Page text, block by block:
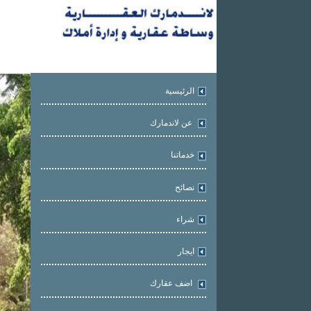
الرئيسية
عن لاندمارك
خدماتنا
نصائح
شراء
ايجار
اضف عقارك